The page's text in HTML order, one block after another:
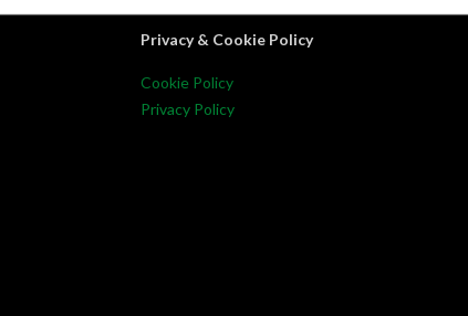
Privacy & Cookie Policy
Cookie Policy
Privacy Policy